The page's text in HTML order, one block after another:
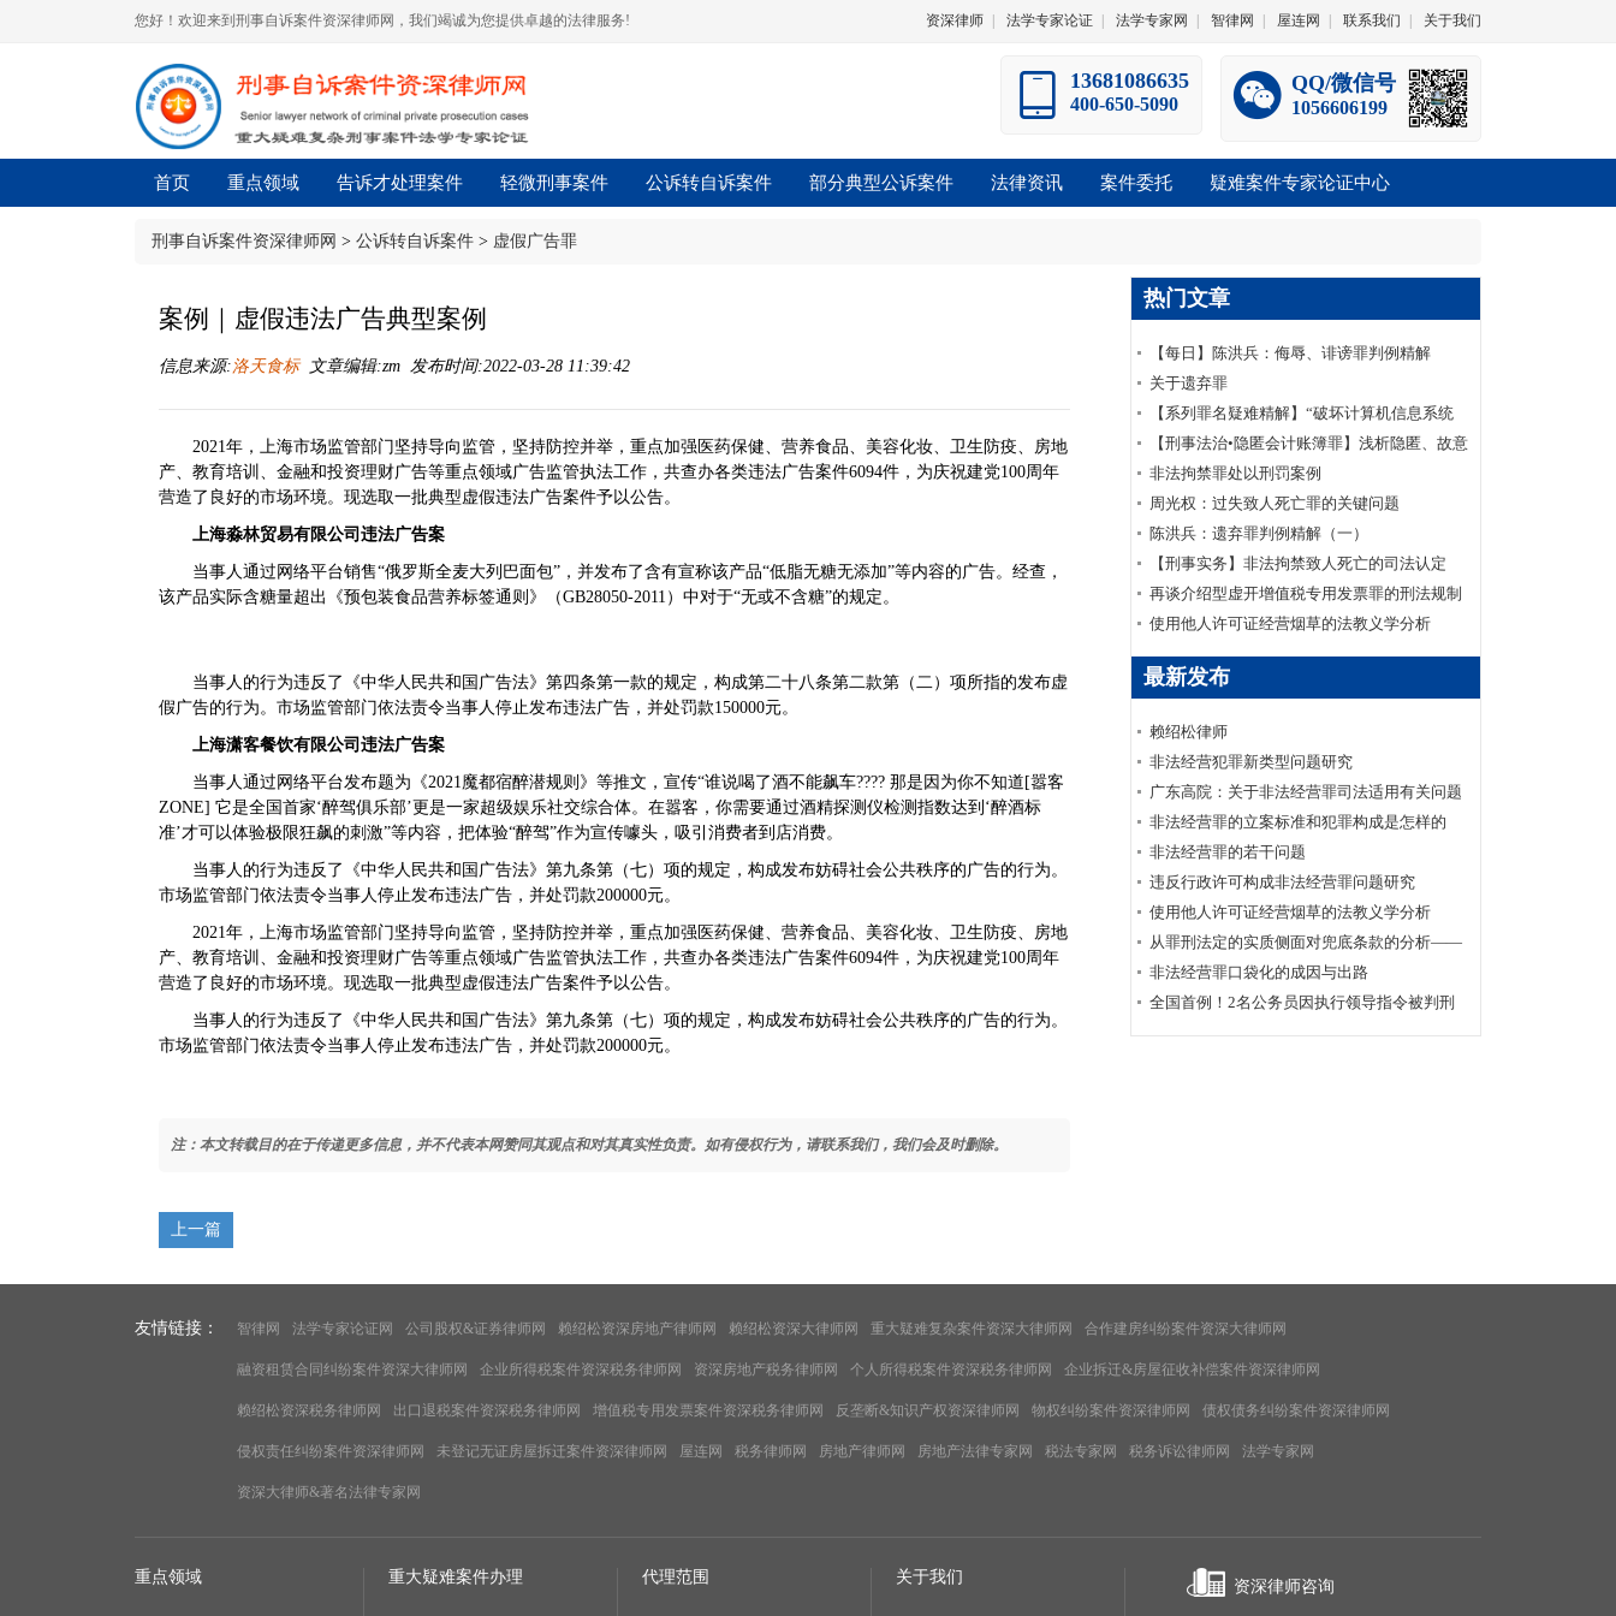
您好！欢迎来到刑事自诉案件资深律师网，我们竭诚为您提供卓越的法律服务! 资深律师 法学专家论证 法学专家网 智律网 屋连网 联系我们 关于我们
13681086635
400-650-5090
QQ/微信号
1056606199
首页 重点领域 告诉才处理案件 轻微刑事案件 公诉转自诉案件 部分典型公诉案件 法律资讯 案件委托 疑难案件专家论证中心
刑事自诉案件资深律师网 > 公诉转自诉案件 > 虚假广告罪
案例｜虚假违法广告典型案例
信息来源:洛天食标文章编辑:zm 发布时间:2022-03-28 11:39:42
2021年，上海市场监管部门坚持导向监管，坚持防控并举，重点加强医药保健、营养食品、美容化妆、卫生防疫、房地
产、教育培训、金融和投资理财广告等重点领域广告监管执法工作，共查办各类违法广告案件6094件，为庆祝建党100周年
营造了良好的市场环境。现选取一批典型虚假违法广告案件予以公告。
上海淼林贸易有限公司违法广告案
当事人通过网络平台销售“俄罗斯全麦大列巴面包”，并发布了含有宣称该产品“低脂无糖无添加”等内容的广告。经查，
该产品实际含糖量超出《预包装食品营养标签通则》（GB28050-2011）中对于“无或不含糖”的规定。
当事人的行为违反了《中华人民共和国广告法》第四条第一款的规定，构成第二十八条第二款第（二）项所指的发布虚
假广告的行为。市场监管部门依法责令当事人停止发布违法广告，并处罚款150000元。
上海潇客餐饮有限公司违法广告案
当事人通过网络平台发布题为《2021魔都宿醉潜规则》等推文，宣传“谁说喝了酒不能飙车???? 那是因为你不知道[嚣客
ZONE] 它是全国首家‘醉驾俱乐部’更是一家超级娱乐社交综合体。在嚣客，你需要通过酒精探测仪检测指数达到‘醉酒标
准’才可以体验极限狂飙的刺激”等内容，把体验“醉驾”作为宣传噱头，吸引消费者到店消费。
当事人的行为违反了《中华人民共和国广告法》第九条第（七）项的规定，构成发布妨碍社会公共秩序的广告的行为。
市场监管部门依法责令当事人停止发布违法广告，并处罚款200000元。
2021年，上海市场监管部门坚持导向监管，坚持防控并举，重点加强医药保健、营养食品、美容化妆、卫生防疫、房地
产、教育培训、金融和投资理财广告等重点领域广告监管执法工作，共查办各类违法广告案件6094件，为庆祝建党100周年
营造了良好的市场环境。现选取一批典型虚假违法广告案件予以公告。
当事人的行为违反了《中华人民共和国广告法》第九条第（七）项的规定，构成发布妨碍社会公共秩序的广告的行为。
市场监管部门依法责令当事人停止发布违法广告，并处罚款200000元。
注：本文转载目的在于传递更多信息，并不代表本网赞同其观点和对其真实性负责。如有侵权行为，请联系我们，我们会及时删除。
上一篇
热门文章
【每日】陈洪兵：侮辱、诽谤罪判例精解
（一）
关于遗弃罪
【系列罪名疑难精解】“破坏计算机信息系统
罪”十五个常见疑难问题
【刑事法治•隐匿会计账簿罪】浅析隐匿、故意
销毁会计凭证罪之认定
非法拘禁罪处以刑罚案例
周光权：过失致人死亡罪的关键问题
陈洪兵：遗弃罪判例精解（一）
【刑事实务】非法拘禁致人死亡的司法认定
再谈介绍型虚开增值税专用发票罪的刑法规制
使用他人许可证经营烟草的法教义学分析
最新发布
赖绍松律师
非法经营犯罪新类型问题研究
广东高院：关于非法经营罪司法适用有关问题
的调研报告
非法经营罪的立案标准和犯罪构成是怎样的
非法经营罪的若干问题
违反行政许可构成非法经营罪问题研究
使用他人许可证经营烟草的法教义学分析
从罪刑法定的实质侧面对兜底条款的分析——
以非法经营罪为例
非法经营罪口袋化的成因与出路
全国首例！2名公务员因执行领导指令被判刑
友情链接： 智律网 法学专家论证网 公司股权&证券律师网 赖绍松资深房地产律师网 赖绍松资深大律师网 重大疑难复杂案件资深大律师网 合作建房纠纷案件资深大律师网
融资租赁合同纠纷案件资深大律师网 企业所得税案件资深税务律师网 资深房地产税务律师网 个人所得税案件资深税务律师网 企业拆迁&房屋征收补偿案件资深律师网
赖绍松资深税务律师网 出口退税案件资深税务律师网 增值税专用发票案件资深税务律师网 反垄断&知识产权资深律师网 物权纠纷案件资深律师网 债权债务纠纷案件资深律师网
侵权责任纠纷案件资深律师网 未登记无证房屋拆迁案件资深律师网 屋连网 税务律师网 房地产律师网 房地产法律专家网 税法专家网 税务诉讼律师网 法学专家网
资深大律师&著名法律专家网
重点领域 重大疑难案件办理 代理范围 关于我们
资深律师咨询